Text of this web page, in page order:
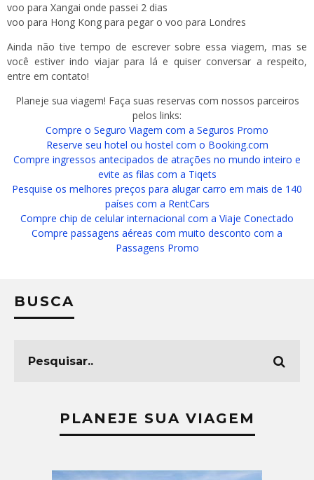
voo para Xangai onde passei 2 dias
voo para Hong Kong para pegar o voo para Londres
Ainda não tive tempo de escrever sobre essa viagem, mas se
você estiver indo viajar para lá e quiser conversar a respeito,
entre em contato!
Planeje sua viagem! Faça suas reservas com nossos parceiros
pelos links:
Compre o Seguro Viagem com a Seguros Promo
Reserve seu hotel ou hostel com o Booking.com
Compre ingressos antecipados de atrações no mundo inteiro e
evite as filas com a Tiqets
Pesquise os melhores preços para alugar carro em mais de 140
países com a RentCars
Compre chip de celular internacional com a Viaje Conectado
Compre passagens aéreas com muito desconto com a
Passagens Promo
BUSCA
PLANEJE SUA VIAGEM